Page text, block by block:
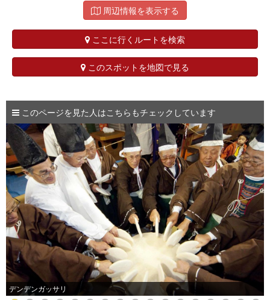
周辺情報を表示する
ここに行くルートを検索
このスポットを地図で見る
このページを見た人はこちらもチェックしています
デンデンガッサリ